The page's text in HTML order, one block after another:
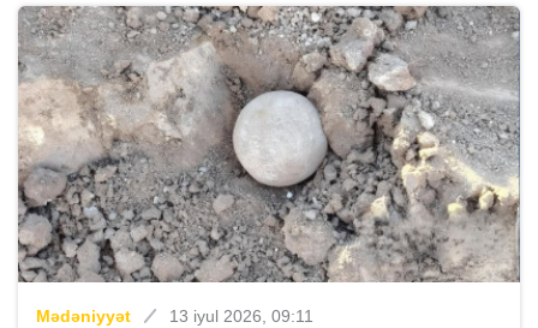
Mədəniyyət 13 iyul 2026, 09:11